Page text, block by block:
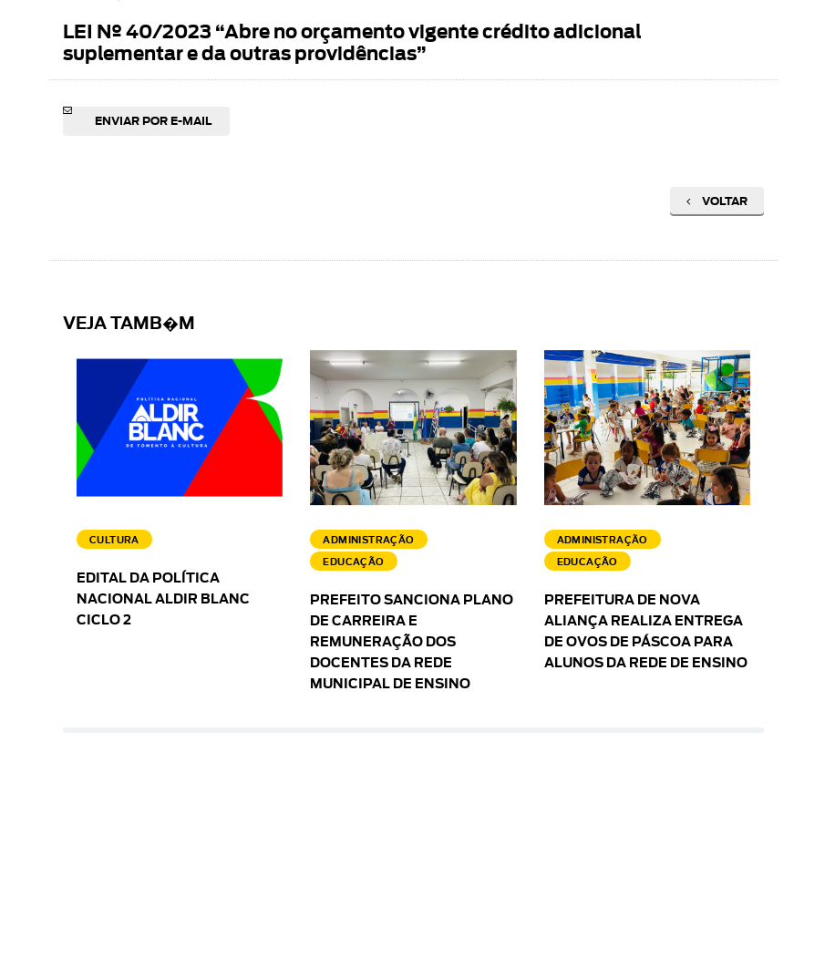
LEI Nº 40/2023 “Abre no orçamento vigente crédito adicional
suplementar e da outras providências”
ENVIAR POR E-MAIL
VOLTAR
VEJA TAMB�M
CULTURA
EDITAL DA POLÍTICA
NACIONAL ALDIR BLANC
CICLO 2
ADMINISTRAÇÃO
EDUCAÇÃO
PREFEITO SANCIONA PLANO
DE CARREIRA E
REMUNERAÇÃO DOS
DOCENTES DA REDE
MUNICIPAL DE ENSINO
ADMINISTRAÇÃO
EDUCAÇÃO
PREFEITURA DE NOVA
ALIANÇA REALIZA ENTREGA
DE OVOS DE PÁSCOA PARA
ALUNOS DA REDE DE ENSINO